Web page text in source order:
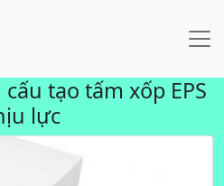
tạo tấm xốp EPS
lực